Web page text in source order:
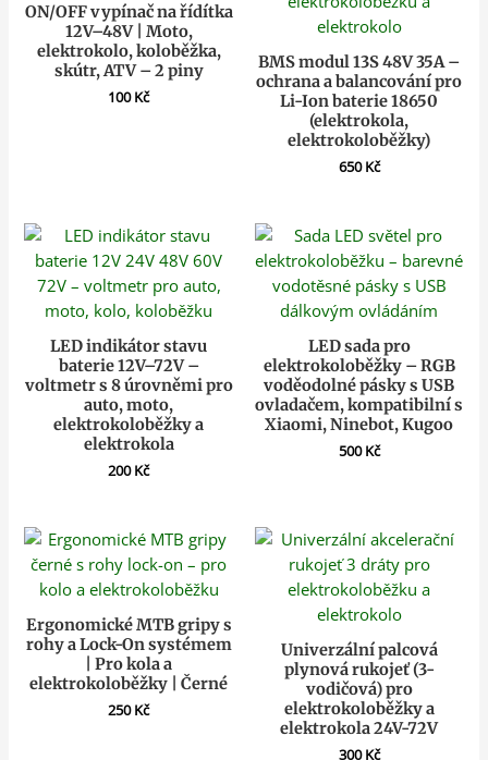
ON/OFF vypínač na řídítka
12V–48V | Moto,
elektrokolo, koloběžka,
skútr, ATV – 2 piny
100Kč
BMS modul 13S 48V 35A –
ochrana a balancování pro
Li-Ion baterie 18650
(elektrokola,
elektrokoloběžky)
650Kč
LED indikátor stavu
baterie 12V–72V –
voltmetr s 8 úrovněmi pro
auto, moto,
elektrokoloběžky a
elektrokola
200Kč
LED sada pro
elektrokoloběžky – RGB
voděodolné pásky s USB
ovladačem, kompatibilní s
Xiaomi, Ninebot, Kugoo
500Kč
Ergonomické MTB gripy s
rohy a Lock-On systémem
| Pro kola a
elektrokoloběžky | Černé
250Kč
Univerzální palcová
plynová rukojeť (3-
vodičová) pro
elektrokoloběžky a
elektrokola 24V-72V
300Kč